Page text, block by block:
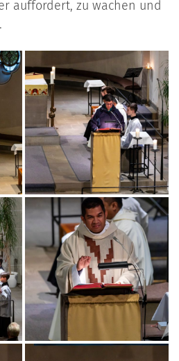
auffordert, zu wachen und